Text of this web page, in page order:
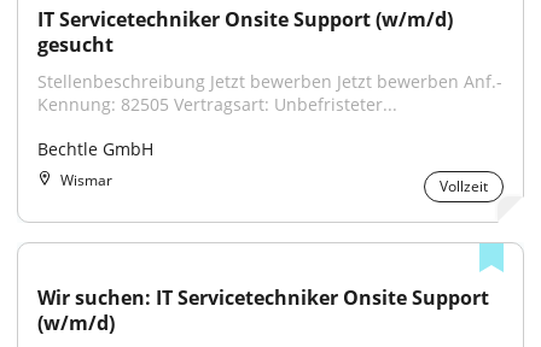
IT Servicetechniker Onsite Support (w/m/d)
gesucht
Stellenbeschreibung Jetzt bewerben Jetzt bewerben Anf.-
Kennung: 82505 Vertragsart: Unbefristeter...
Bechtle GmbH
Wismar Vollzeit
Wir suchen: IT Servicetechniker Onsite Support
(w/m/d)